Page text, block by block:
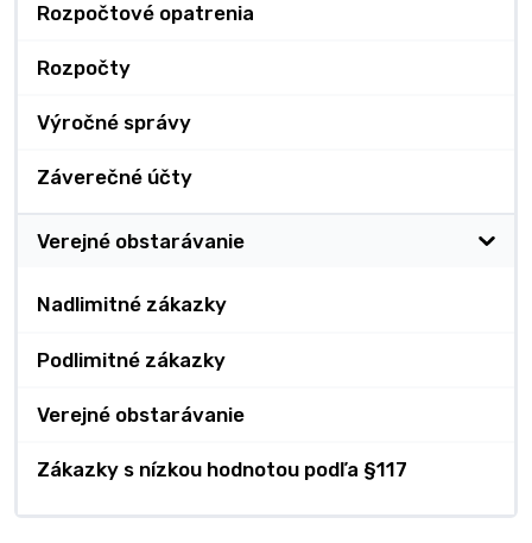
Rozpočtové opatrenia
Rozpočty
Výročné správy
Záverečné účty
Verejné obstarávanie
Nadlimitné zákazky
Podlimitné zákazky
Verejné obstarávanie
Zákazky s nízkou hodnotou podľa §117